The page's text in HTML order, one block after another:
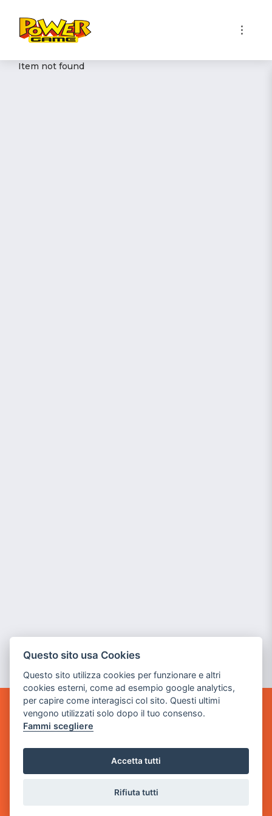
Item not found
POWER GAME SRL
Sede Legale
via Villaggio dei Platani, 3
- 25014 Castenedolo, Brescia
Questo sito usa Cookies
Questo sito utilizza cookies per funzionare e altri
cookies esterni, come ad esempio google analytics,
per capire come interagisci col sito. Questi ultimi
vengono utilizzati solo dopo il tuo consenso.
Fammi scegliere
Accetta tutti
Rifiuta tutti